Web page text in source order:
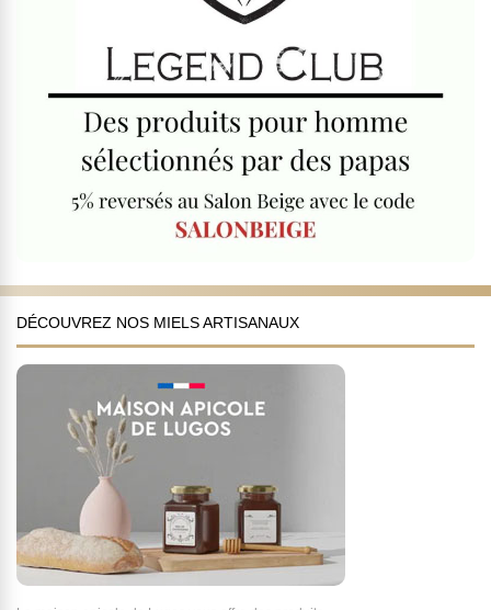
DÉCOUVREZ NOS MIELS ARTISANAUX